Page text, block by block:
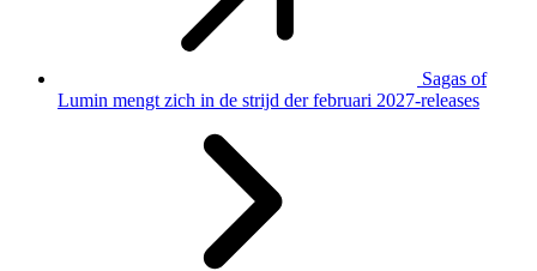
Sagas of
Lumin mengt zich in de strijd der februari 2027-releases